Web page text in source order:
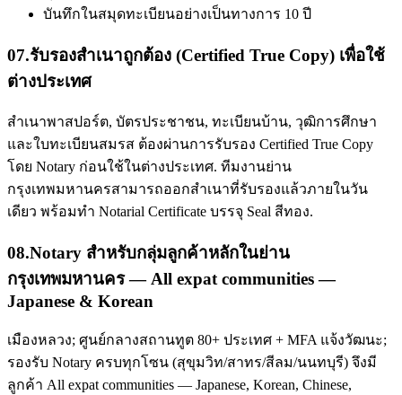
บันทึกในสมุดทะเบียนอย่างเป็นทางการ 10 ปี
07.รับรองสำเนาถูกต้อง (Certified True Copy) เพื่อใช้
ต่างประเทศ
สำเนาพาสปอร์ต, บัตรประชาชน, ทะเบียนบ้าน, วุฒิการศึกษา
และใบทะเบียนสมรส ต้องผ่านการรับรอง Certified True Copy
โดย Notary ก่อนใช้ในต่างประเทศ. ทีมงานย่าน
กรุงเทพมหานครสามารถออกสำเนาที่รับรองแล้วภายในวัน
เดียว พร้อมทำ Notarial Certificate บรรจุ Seal สีทอง.
08.Notary สำหรับกลุ่มลูกค้าหลักในย่าน
กรุงเทพมหานคร — All expat communities —
Japanese & Korean
เมืองหลวง; ศูนย์กลางสถานทูต 80+ ประเทศ + MFA แจ้งวัฒนะ;
รองรับ Notary ครบทุกโซน (สุขุมวิท/สาทร/สีลม/นนทบุรี) จึงมี
ลูกค้า All expat communities — Japanese, Korean, Chinese,